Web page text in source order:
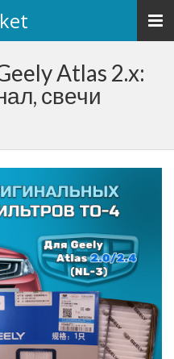
Atlas 2.x:
свечи